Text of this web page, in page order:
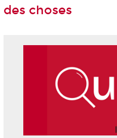
des choses